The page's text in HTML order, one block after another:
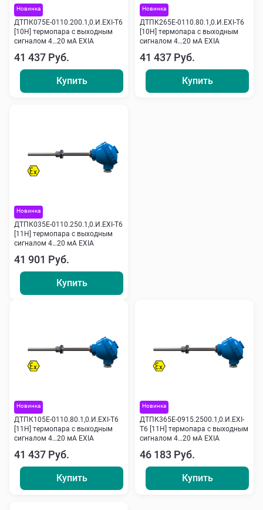
Новинка
ДТПК075Е-0110.200.1,0.И.ЕХI-Т6
[10Н] термопара с выходным
сигналом 4…20 мА EXIA
41 437 Руб.
Купить
Новинка
ДТПК265Е-0110.80.1,0.И.ЕХI-Т6
[10Н] термопара с выходным
сигналом 4…20 мА EXIA
41 437 Руб.
Купить
Новинка
ДТПК035Е-0110.250.1,0.И.ЕХI-Т6
[11Н] термопара с выходным
сигналом 4…20 мА EXIA
41 901 Руб.
Купить
Новинка
ДТПК105Е-0110.80.1,0.И.ЕХI-Т6
[11Н] термопара с выходным
сигналом 4…20 мА EXIA
41 437 Руб.
Купить
Новинка
ДТПК365Е-0915.2500.1,0.И.ЕХI-
Т6 [11Н] термопара с выходным
сигналом 4…20 мА EXIA
46 183 Руб.
Купить